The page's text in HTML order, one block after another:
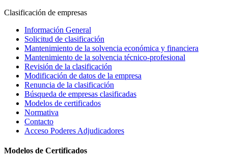
Clasificación de empresas
Información General
Solicitud de clasificación
Mantenimiento de la solvencia económica y financiera
Mantenimiento de la solvencia técnico-profesional
Revisión de la clasificación
Modificación de datos de la empresa
Renuncia de la clasificación
Búsqueda de empresas clasificadas
Modelos de certificados
Normativa
Contacto
Acceso Poderes Adjudicadores
Modelos de Certificados